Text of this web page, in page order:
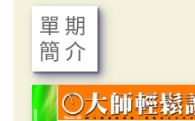
單期
簡介